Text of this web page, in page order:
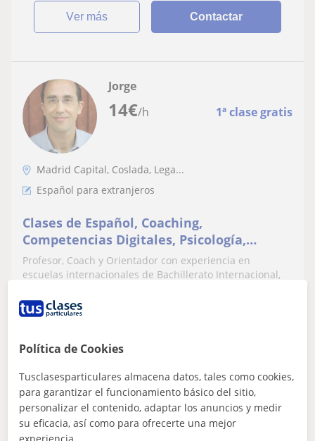
ver más Contactar
14€/h 1ª clase gratis
Jorge
Madrid Capital, Coslada, Lega...
Español para extranjeros
Clases de Español, Coaching,
Competencias Digitales, Psicología,
Historia y Valores
Profesor, Coach y Orientador con experiencia en
escuelas internacionales de Bachillerato Internacional,
ver más
Rosa
Política de Cookies
Tusclasesparticulares almacena datos, tales como cookies,
para garantizar el funcionamiento básico del sitio,
personalizar el contenido, adaptar los anuncios y medir
su eficacia, así como para ofrecerte una mejor
experiencia.